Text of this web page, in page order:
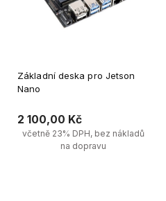
Základní deska pro Jetson
Nano
2 100,00 Kč
včetně 23% DPH, bez nákladů
na dopravu